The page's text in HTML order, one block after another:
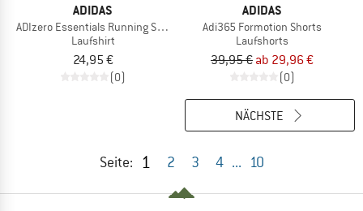
ADIDAS
ADIzero Essentials Running Singlet
Laufshirt
24,95 €
(0)
ADIDAS
Adi365 Formotion Shorts
Laufshorts
39,95 € ab 29,96 €
(0)
Seite: 1 2 3 4 ... 10
NÄCHSTE